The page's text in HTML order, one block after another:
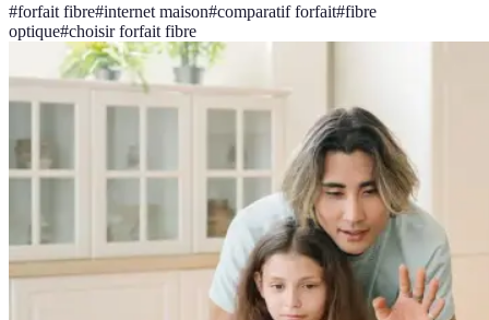
#forfait fibre#internet maison#comparatif forfait#fibre
optique#choisir forfait fibre